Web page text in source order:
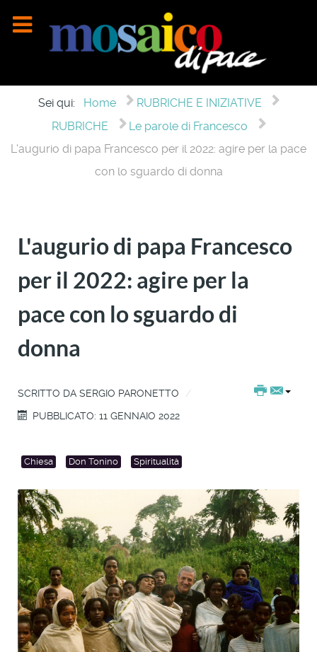
Sei qui: Home
RUBRICHE E INIZIATIVE
RUBRICHE
Le parole di Francesco
L'augurio di papa Francesco per il 2022: agire per la pace
con lo sguardo di donna
L'augurio di papa Francesco
per il 2022: agire per la
pace con lo sguardo di
donna
SCRITTO DA SERGIO PARONETTO
PUBBLICATO: 11 GENNAIO 2022
Chiesa Don Tonino Spiritualità